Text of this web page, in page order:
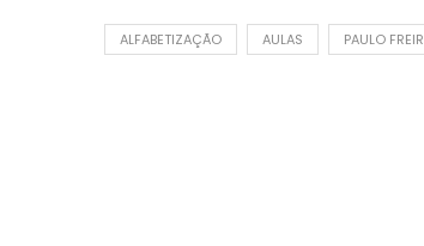
ALFABETIZAÇÃO AULAS PAULO